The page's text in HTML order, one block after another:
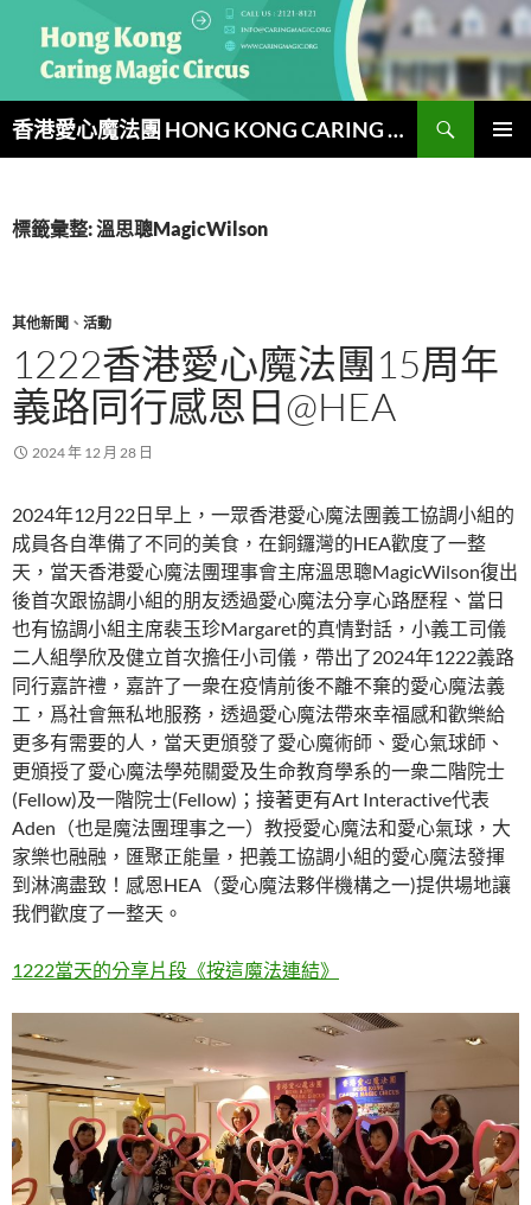
要
內
容
香港愛心魔法團 HONG KONG CARING MAGIC CIRCUS
搜
尋
標籤彙整: 溫思聰MagicWilson
其他新聞 、 活動
1222香港愛心魔法團15周年
義路同行感恩日@HEA
2024 年 12 月 28 日
2024年12月22日早上，一眾香港愛心魔法團義工協調小組的
成員各自準備了不同的美食，在銅鑼灣的HEA歡度了一整
天，當天香港愛心魔法團理事會主席溫思聰MagicWilson復出
後首次跟協調小組的朋友透過愛心魔法分享心路歷程、當日
也有協調小組主席裴玉珍Margaret的真情對話，小義工司儀
二人組學欣及健立首次擔任小司儀，帶出了2024年1222義路
同行嘉許禮，嘉許了一衆在疫情前後不離不棄的愛心魔法義
工，爲社會無私地服務，透過愛心魔法帶來幸福感和歡樂給
更多有需要的人，當天更頒發了愛心魔術師、愛心氣球師、
更頒授了愛心魔法學苑關愛及生命教育學系的一衆二階院士
(Fellow)及一階院士(Fellow)；接著更有Art Interactive代表
Aden（也是魔法團理事之一）教授愛心魔法和愛心氣球，大
家樂也融融，匯聚正能量，把義工協調小組的愛心魔法發揮
到淋漓盡致！感恩HEA（愛心魔法夥伴機構之一)提供場地讓
我們歡度了一整天。
1222當天的分享片段《按這魔法連結》